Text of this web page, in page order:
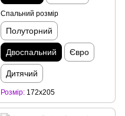
Спальний розмір
Полуторний
Двоспальний Євро
Дитячий
Розмір 172x205